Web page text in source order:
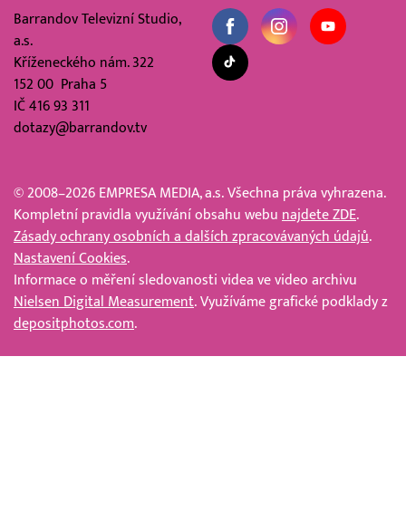
Barrandov Televizní Studio,
a.s.
Kříženeckého nám. 322
152 00 Praha 5
IČ 416 93 311
dotazy@barrandov.tv
© 2008–2026 EMPRESA MEDIA, a.s. Všechna práva vyhrazena.
Kompletní pravidla využívání obsahu webu najdete ZDE.
Zásady ochrany osobních a dalších zpracovávaných údajů.
Nastavení Cookies.
Informace o měření sledovanosti videa ve video archivu
Nielsen Digital Measurement. Využíváme grafické podklady z
depositphotos.com.